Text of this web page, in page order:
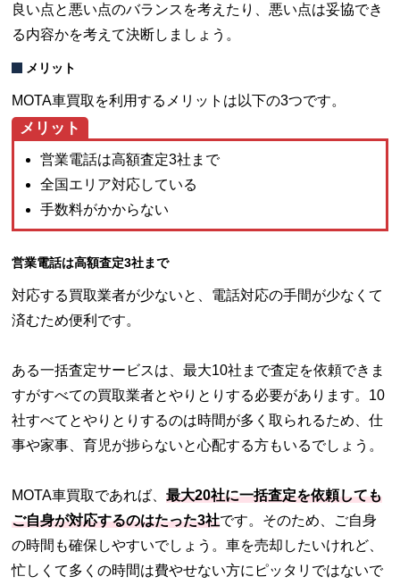
良い点と悪い点のバランスを考えたり、悪い点は妥協でき
る内容かを考えて決断しましょう。
メリット
MOTA車買取を利用するメリットは以下の3つです。
メリット
営業電話は高額査定3社まで
全国エリア対応している
手数料がかからない
営業電話は高額査定3社まで
対応する買取業者が少ないと、電話対応の手間が少なくて
済むため便利です。
ある一括査定サービスは、最大10社まで査定を依頼できま
すがすべての買取業者とやりとりする必要があります。10
社すべてとやりとりするのは時間が多く取られるため、仕
事や家事、育児が捗らないと心配する方もいるでしょう。
MOTA車買取であれば、 最大20社に一括査定を依頼しても
ご自身が対応するのはたった3社です。そのため、ご自身
の時間も確保しやすいでしょう。車を売却したいけれど、
忙しくて多くの時間は費やせない方にピッタリではないで